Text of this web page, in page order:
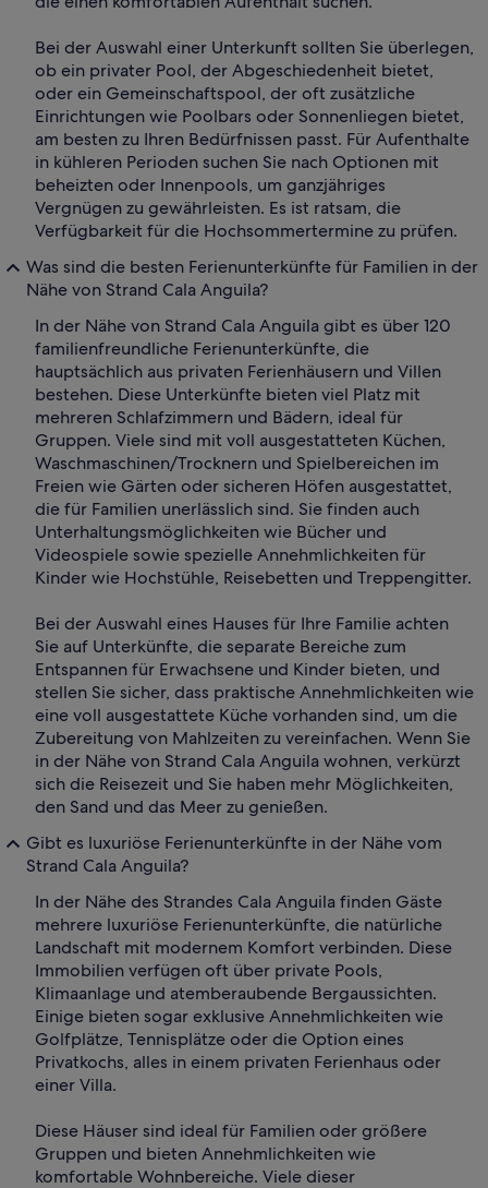
Bei der Auswahl einer Unterkunft sollten Sie überlegen,
ob ein privater Pool, der Abgeschiedenheit bietet,
oder ein Gemeinschaftspool, der oft zusätzliche
Einrichtungen wie Poolbars oder Sonnenliegen bietet,
am besten zu Ihren Bedürfnissen passt. Für Aufenthalte
in kühleren Perioden suchen Sie nach Optionen mit
beheizten oder Innenpools, um ganzjähriges
Vergnügen zu gewährleisten. Es ist ratsam, die
Verfügbarkeit für die Hochsommertermine zu prüfen.
Was sind die besten Ferienunterkünfte für Familien in der
Nähe von Strand Cala Anguila?
In der Nähe von Strand Cala Anguila gibt es über 120
familienfreundliche Ferienunterkünfte, die
hauptsächlich aus privaten Ferienhäusern und Villen
bestehen. Diese Unterkünfte bieten viel Platz mit
mehreren Schlafzimmern und Bädern, ideal für
Gruppen. Viele sind mit voll ausgestatteten Küchen,
Waschmaschinen/Trocknern und Spielbereichen im
Freien wie Gärten oder sicheren Höfen ausgestattet,
die für Familien unerlässlich sind. Sie finden auch
Unterhaltungsmöglichkeiten wie Bücher und
Videospiele sowie spezielle Annehmlichkeiten für
Kinder wie Hochstühle, Reisebetten und Treppengitter.
Bei der Auswahl eines Hauses für Ihre Familie achten
Sie auf Unterkünfte, die separate Bereiche zum
Entspannen für Erwachsene und Kinder bieten, und
stellen Sie sicher, dass praktische Annehmlichkeiten wie
eine voll ausgestattete Küche vorhanden sind, um die
Zubereitung von Mahlzeiten zu vereinfachen. Wenn Sie
in der Nähe von Strand Cala Anguila wohnen, verkürzt
sich die Reisezeit und Sie haben mehr Möglichkeiten,
den Sand und das Meer zu genießen.
Gibt es luxuriöse Ferienunterkünfte in der Nähe vom
Strand Cala Anguila?
In der Nähe des Strandes Cala Anguila finden Gäste
mehrere luxuriöse Ferienunterkünfte, die natürliche
Landschaft mit modernem Komfort verbinden. Diese
Immobilien verfügen oft über private Pools,
Klimaanlage und atemberaubende Bergaussichten.
Einige bieten sogar exklusive Annehmlichkeiten wie
Golfplätze, Tennisplätze oder die Option eines
Privatkochs, alles in einem privaten Ferienhaus oder
einer Villa.
Diese Häuser sind ideal für Familien oder größere
Gruppen und bieten Annehmlichkeiten wie
komfortable Wohnbereiche. Viele dieser